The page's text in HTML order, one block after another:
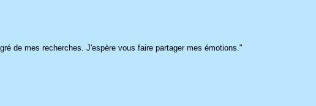
de mes recherches. J'espère vous faire partager mes émotions."